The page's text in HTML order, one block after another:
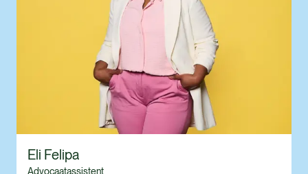
Eli Felipa
Advocaatassistent